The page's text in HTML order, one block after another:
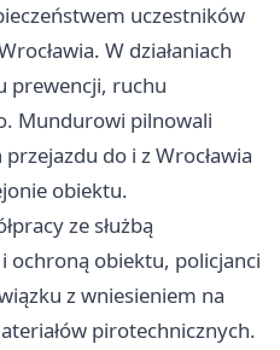
uczestników
W działaniach
prewencji, ruchu
Mundurowi pilnowali
do i z Wrocławia
obiektu.
ze służbą
ochroną obiektu, policjanci
z wniesieniem na
pirotechnicznych.